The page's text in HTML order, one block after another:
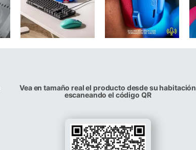
Vea en tamaño real el producto desde su habitación
escaneando el código QR